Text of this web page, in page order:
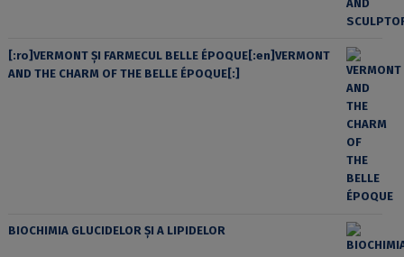
[:ro]VERMONT ȘI FARMECUL BELLE ÉPOQUE[:en]VERMONT
AND THE CHARM OF THE BELLE ÉPOQUE[:]
BIOCHIMIA GLUCIDELOR ȘI A LIPIDELOR